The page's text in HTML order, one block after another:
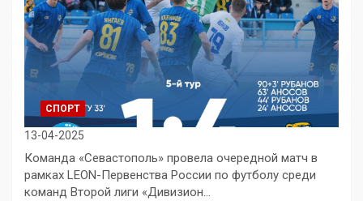
СПОРТ
13-04-2025
Команда «Севастополь» провела очередной матч в
рамках LEON-Первенства России по футболу среди
команд Второй лиги «Дивизион…